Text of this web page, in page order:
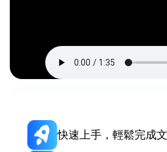
快速上手，輕鬆完成